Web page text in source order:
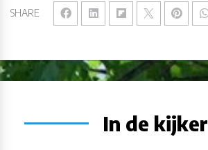
SHARE
In de kijker